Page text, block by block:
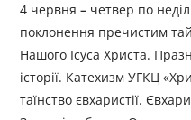
4 червня – четвер по
поклонення пречистим
Нашого Ісуса Христа.
історії. Катехизм УГКЦ
таїнство євхаристії.